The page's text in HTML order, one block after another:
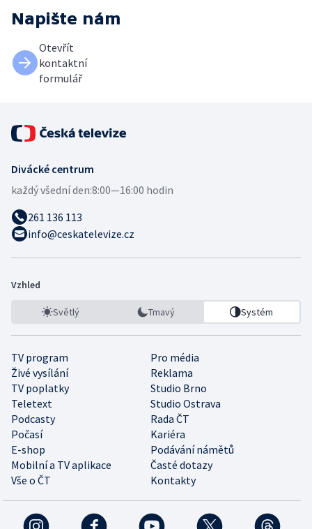
Napište nám
Otevřít
kontaktní
formulář
Divácké centrum
každý všední den:8:00—16:00 hodin
261 136 113
info@ceskatelevize.cz
Vzhled
Světlý Tmavý Systém
TV program
Pro média
Živé vysílání
Reklama
TV poplatky
Studio Brno
Teletext
Studio Ostrava
Podcasty
Rada ČT
Počasí
Kariéra
E-shop
Podávání námětů
Mobilní a TV aplikace
Časté dotazy
Vše o ČT
Kontakty